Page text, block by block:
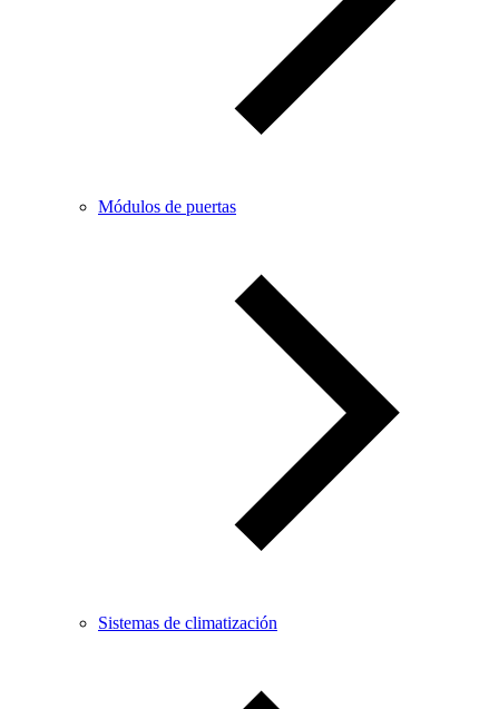
Módulos de puertas
Sistemas de climatización